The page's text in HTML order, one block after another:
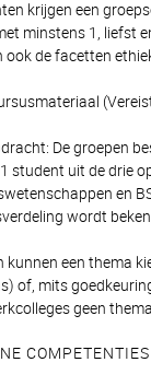
krijgen een
minstens 1, liefst
ook de facetten
De groepen
student uit de drie
en
wordt
kunnen een thema
of, mits
geen
COMPETENTIES